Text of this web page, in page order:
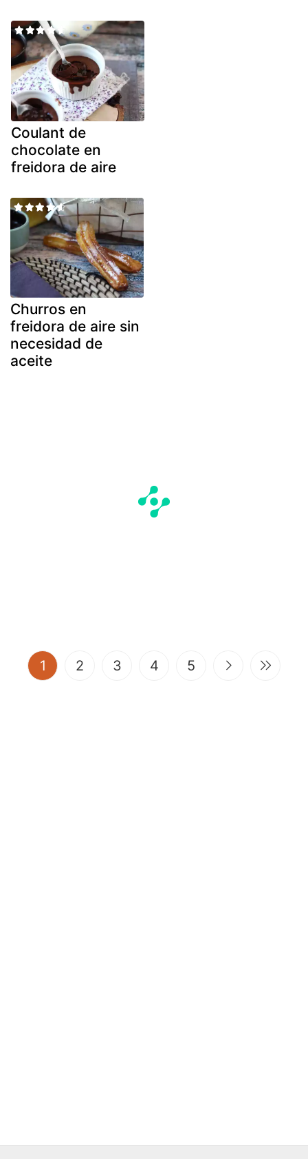
Coulant de
chocolate en
freidora de aire
Churros en
freidora de aire sin
necesidad de
aceite
1 (current)
2 3 4 5